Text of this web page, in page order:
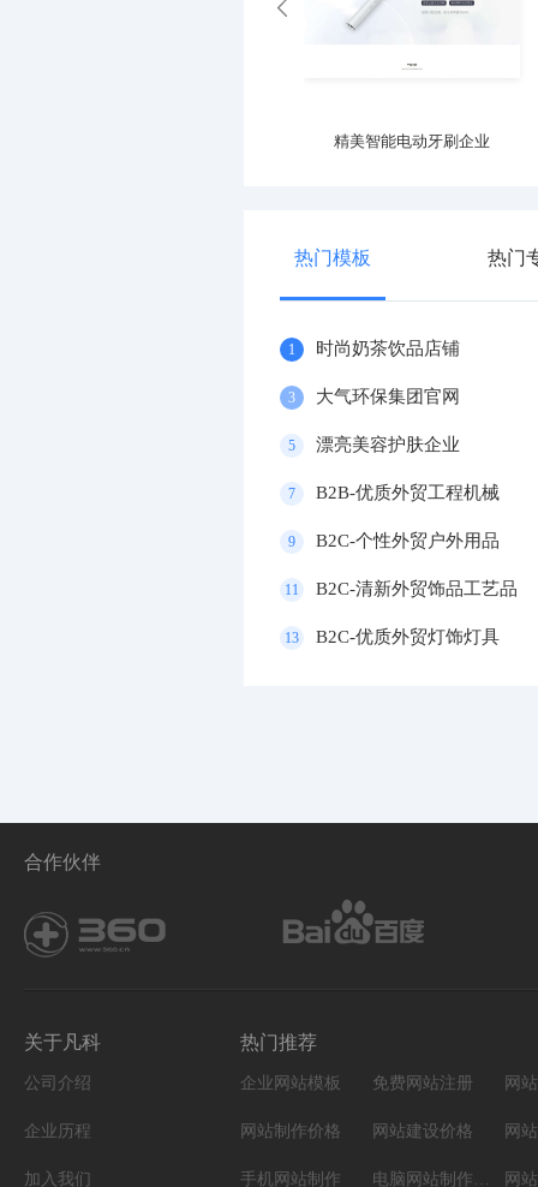
精美智能电动牙刷企业
热门模板 热门
1 时尚奶茶饮品店铺
3 大气环保集团官网
5 漂亮美容护肤企业
7 B2B-优质外贸工程机械
9 B2C-个性外贸户外用品
11 B2C-清新外贸饰品工艺品
13 B2C-优质外贸灯饰灯具
合作伙伴
关于凡科
公司介绍
企业历程
加入我们
热门推荐
企业网站模板 免费网站注册 网
网站制作价格 网站建设价格 网
手机网站制作 电脑网站制作设计 网